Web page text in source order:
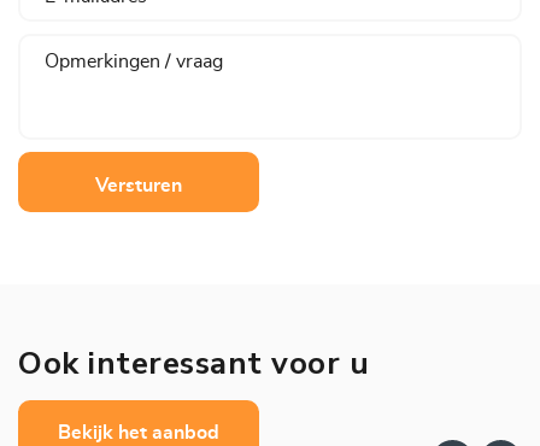
Versturen
Ook interessant voor u
Bekijk het aanbod